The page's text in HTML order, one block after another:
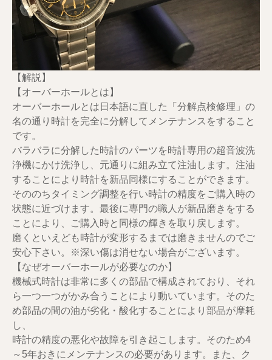
【解説】
【オーバーホールとは】
オーバーホールとは日本語に直した「分解点検修理」の
名の通り時計を完全に分解してメンテナンスをすること
です。
バラバラに分解した時計のパーツを時計専用の超音波洗
浄機にかけ洗浄し、元通りに組み立て注油します。注油
することにより時計を新品同様にすることができます。
そののちタイミング調整を行い時計の精度をご購入時の
状態に近づけます。最後に専門の職人が新品磨きをする
ことにより、ご購入時と同様の輝きを取り戻します。
磨くといえども時計が変形するまでは磨きませんのでご
安心下さい。※深い傷は消せない場合がございます。
【なぜオーバーホールが必要なのか】
機械式時計は非常に多くの部品で構成されており、それ
ら一つ一つがかみ合うことにより動いています。そのた
め部品の間の油が劣化・酸化することにより部品が摩耗
し、
時計の精度の悪化や故障を引き起こします。そのため4
～5年おきにメンテナンスの必要があります。また、ク